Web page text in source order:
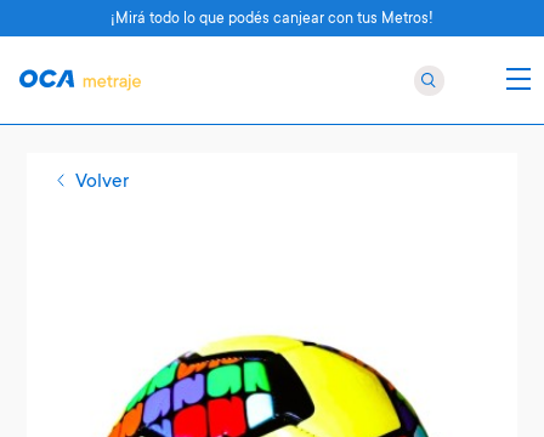
Volver
¡Mirá todo lo que podés canjear con tus Metros!